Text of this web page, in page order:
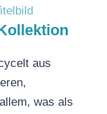
aus
was als